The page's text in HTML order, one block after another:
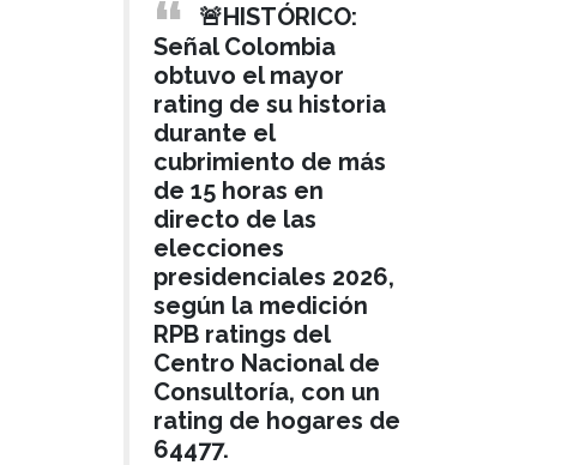
🚨HISTÓRICO:
Señal Colombia
obtuvo el mayor
rating de su historia
durante el
cubrimiento de más
de 15 horas en
directo de las
elecciones
presidenciales 2026,
según la medición
RPB ratings del
Centro Nacional de
Consultoría, con un
rating de hogares de
64477.